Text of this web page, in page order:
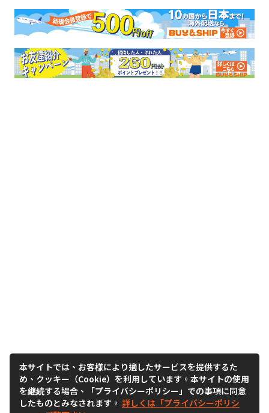
本サイトでは、お客様により適したサービスを提供するた
め、クッキー（Cookie）を利用しています。本サイトの使用
を継続する場合、「プライバシーポリシー」での事項に同意
したものとみなされます。 詳しくは「プライバシーポリシ